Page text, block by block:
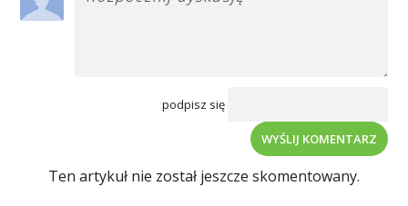
podpisz się
WYŚLIJ KOMENTARZ
Ten artykuł nie został jeszcze skomentowany.